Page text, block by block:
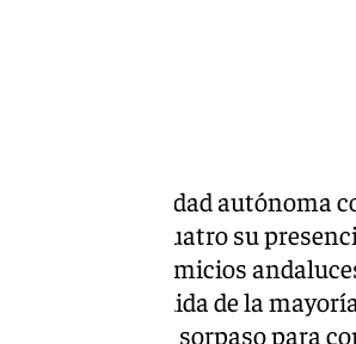
en la comunidad autónoma
multiplica por cuatro su
votos en los comicios
en la pérdida de la
García da un sorpaso para